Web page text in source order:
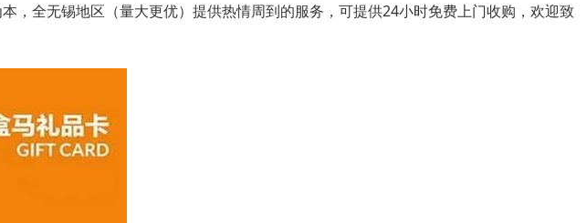
，全无锡地区（量大更优）提供热情周到的服务，可提供24小时免费上门收购，欢迎致